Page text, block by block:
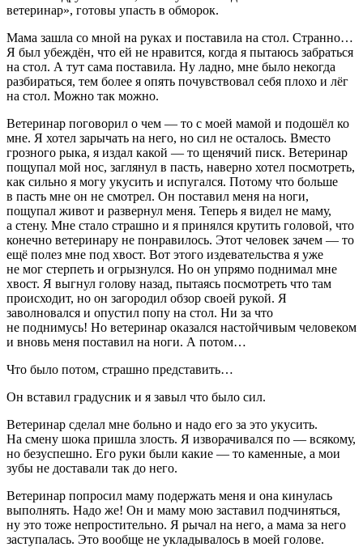
ветеринар», готовы упасть в обморок.
Мама зашла со мной на руках и поставила на стол. Странно…
Я был убеждён, что ей не нравится, когда я пытаюсь забраться
на стол. А тут сама поставила. Ну ладно, мне было некогда
разбираться, тем более я опять почувствовал себя плохо и лёг
на стол. Можно так можно.
Ветеринар поговорил о чем — то с моей мамой и подошёл ко
мне. Я хотел зарычать на него, но сил не осталось. Вместо
грозного рыка, я издал какой — то щенячий писк. Ветеринар
пощупал мой нос, заглянул в пасть, наверно хотел посмотреть,
как сильно я могу укусить и испугался. Потому что больше
в пасть мне он не смотрел. Он поставил меня на ноги,
пощупал живот и развернул меня. Теперь я видел не маму,
а стену. Мне стало страшно и я принялся крутить головой, что
конечно ветеринару не понравилось. Этот человек зачем — то
ещё полез мне под хвост. Вот этого издевательства я уже
не мог стерпеть и огрызнулся. Но он упрямо поднимал мне
хвост. Я выгнул голову назад, пытаясь посмотреть что там
происходит, но он загородил обзор своей рукой. Я
заволновался и опустил попу на стол. Ни за что
не поднимусь! Но ветеринар оказался настойчивым человеком
и вновь меня поставил на ноги. А потом…
Что было потом, страшно представить…
Он вставил градусник и я завыл что было сил.
Ветеринар сделал мне больно и надо его за это укусить.
На смену шока пришла злость. Я изворачивался по — всякому,
но безуспешно. Его руки были какие — то каменные, а мои
зубы не доставали так до него.
Ветеринар попросил маму подержать меня и она кинулась
выполнять. Надо же! Он и маму мою заставил подчиняться,
ну это тоже непростительно. Я рычал на него, а мама за него
заступалась. Это вообще не укладывалось в моей голове.